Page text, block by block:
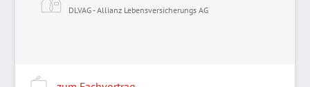
DLVAG - Allianz Lebensversicherungs AG